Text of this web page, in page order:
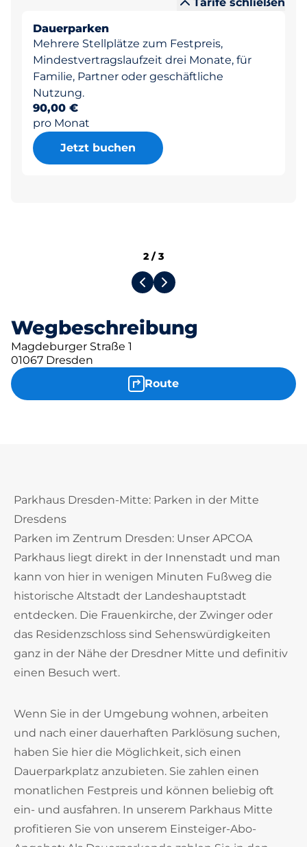
Dauerparken
Mehrere Stellplätze zum Festpreis,
Mindestvertragslaufzeit drei Monate, für
Familie, Partner oder geschäftliche
Nutzung.
90,00 €
pro Monat
Jetzt buchen
Wegbeschreibung
Magdeburger Straße 1
01067 Dresden
Route
2 /3
Parkhaus Dresden-Mitte: Parken in der Mitte
Dresdens
Parken im Zentrum Dresden: Unser APCOA
Parkhaus liegt direkt in der Innenstadt und man
kann von hier in wenigen Minuten Fußweg die
historische Altstadt der Landeshauptstadt
entdecken. Die Frauenkirche, der Zwinger oder
das Residenzschloss sind Sehenswürdigkeiten
ganz in der Nähe der Dresdner Mitte und definitiv
einen Besuch wert.
Wenn Sie in der Umgebung wohnen, arbeiten
und nach einer dauerhaften Parklösung suchen,
haben Sie hier die Möglichkeit, sich einen
Dauerparkplatz anzubieten. Sie zahlen einen
monatlichen Festpreis und können beliebig oft
ein- und ausfahren. In unserem Parkhaus Mitte
profitieren Sie von unserem Einsteiger-Abo-